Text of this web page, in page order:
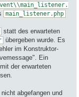
main_listener.php
statt des erwarteten
übergeben wurde. Es
im Konstruktor-
Ein
der erwarteten
abgefangen und